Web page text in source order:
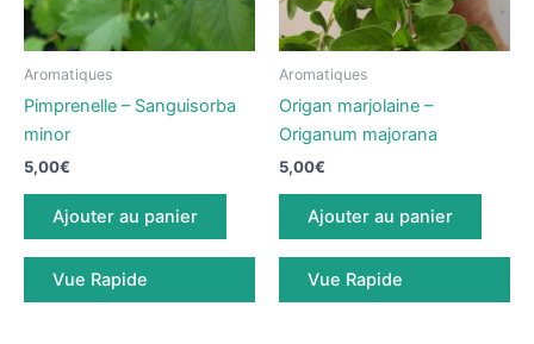
Aromatiques
Pimprenelle – Sanguisorba
minor
5,00€
Ajouter au panier
Vue Rapide
Aromatiques
Origan marjolaine –
Origanum majorana
5,00€
Ajouter au panier
Vue Rapide